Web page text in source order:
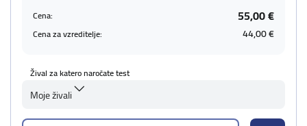
Cena: 55,00 €
Cena za vzreditelje: 44,00 €
Žival za katero naročate test
Moje živali